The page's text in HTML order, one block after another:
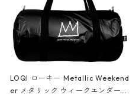
LOQI ローキー Metallic Weekend
er メタリック ウィークエンダー